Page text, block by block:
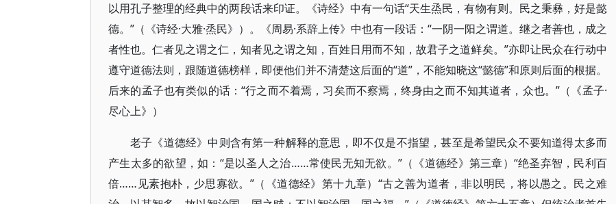
以用孔子整理的经典中的两段话来印证。《诗经》中有一句话“天生烝民，有物有则。民之秉彝，好是懿
德。”（《诗经·大雅·烝民》）。《周易·系辞上传》中也有一段话：“一阴一阳之谓道。继之者善也，成之
者性也。仁者见之谓之仁，知者见之谓之知，百姓日用而不知，故君子之道鲜矣。”亦即让民众在行动中
遵守道德法则，跟随道德榜样，即便他们并不清楚这后面的“道”，不能知晓这“懿德”和原则后面的根据。
后来的孟子也有类似的话：“行之而不着焉，习矣而不察焉，终身由之而不知其道者，众也。”（《孟子·
尽心上》）
老子《道德经》中则含有第一种解释的意思，即不仅是不指望，甚至是希望民众不要知道得太多而
产生太多的欲望，如：“是以圣人之治……常使民无知无欲。”（《道德经》第三章）“绝圣弃智，民利百
倍……见素抱朴，少思寡欲。”（《道德经》第十九章）“古之善为道者，非以明民，将以愚之。民之难